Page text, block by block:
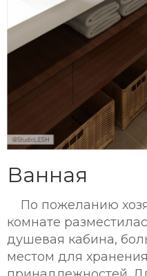
Ванная
По пожеланию
комнате
душевая кабина,
местом для